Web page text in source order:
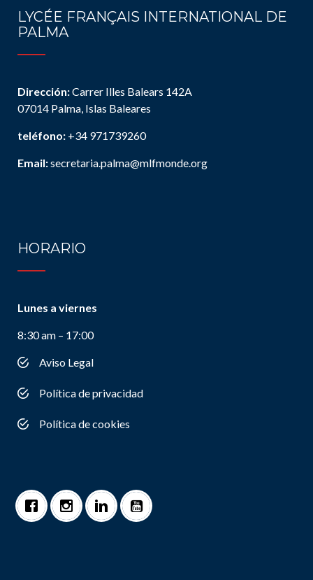
LYCÉE FRANÇAIS INTERNATIONAL DE
PALMA
Dirección:Carrer Illes Balears 142A
07014 Palma, Islas Baleares
teléfono: +34 971739260
Email:secretaria.palma@mlfmonde.org
HORARIO
Lunes a viernes
8:30 am – 17:00
Aviso Legal
Política de privacidad
Política de cookies